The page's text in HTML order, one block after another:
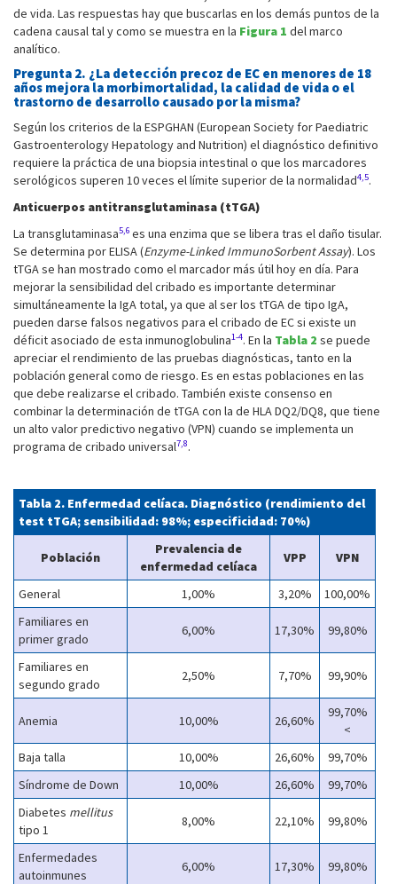
de vida. Las respuestas hay que buscarlas en los demás puntos de la
cadena causal tal y como se muestra en la Figura 1 del marco
analítico.
Pregunta 2. ¿La detección precoz de EC en menores de 18
años mejora la morbimortalidad, la calidad de vida o el
trastorno de desarrollo causado por la misma?
Según los criterios de la ESPGHAN (European Society for Paediatric
Gastroenterology Hepatology and Nutrition) el diagnóstico definitivo
requiere la práctica de una biopsia intestinal o que los marcadores
serológicos superen 10 veces el límite superior de la normalidad4,5.
Anticuerpos antitransglutaminasa (tTGA)
La transglutaminasa5,6 es una enzima que se libera tras el daño tisular.
Se determina por ELISA (Enzyme-Linked ImmunoSorbent Assay). Los
tTGA se han mostrado como el marcador más útil hoy en día. Para
mejorar la sensibilidad del cribado es importante determinar
simultáneamente la IgA total, ya que al ser los tTGA de tipo IgA,
pueden darse falsos negativos para el cribado de EC si existe un
déficit asociado de esta inmunoglobulina1-4. En la Tabla 2 se puede
apreciar el rendimiento de las pruebas diagnósticas, tanto en la
población general como de riesgo. Es en estas poblaciones en las
que debe realizarse el cribado. También existe consenso en
combinar la determinación de tTGA con la de HLA DQ2/DQ8, que tiene
un alto valor predictivo negativo (VPN) cuando se implementa un
programa de cribado universal7,8.
Tabla 2. Enfermedad celíaca. Diagnóstico (rendimiento del
test tTGA; sensibilidad: 98%; especificidad: 70%)
Población
Prevalencia de
enfermedad celíaca
VPP VPN
General 1,00% 3,20%
100,00%
Familiares en
primer grado
6,00% 17,30% 99,80%
Familiares en
segundo grado
2,50% 7,70% 99,90%
Anemia 10,00% 26,60%
99,70%
<
Baja talla
10,00% 26,60%
99,70%
Síndrome de Down
10,00% 26,60%
99,70%
Diabetes mellitus
tipo 1
8,00% 22,10% 99,80%
Enfermedades
autoinmunes
6,00% 17,30% 99,80%